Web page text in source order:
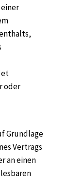
oder
Grundlage
Vertrags
an einen